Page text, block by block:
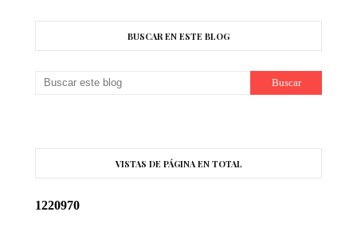
BUSCAR EN ESTE BLOG
VISTAS DE PÁGINA EN TOTAL
1220970